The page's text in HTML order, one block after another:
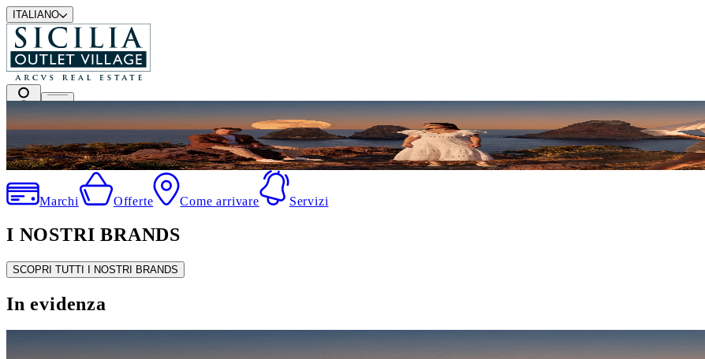
ITALIANO
I migliori marchi a prezzi outlet
Marchi Offerte Come arrivare Servizi
I NOSTRI BRANDS
SCOPRI TUTTI I NOSTRI BRANDS
In evidenza